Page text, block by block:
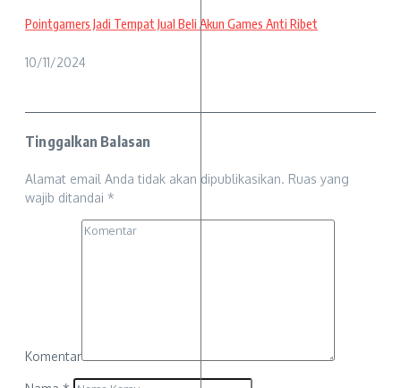
Pointgamers Jadi Tempat Jual Beli Akun Games Anti Ribet
10/11/2024
Tinggalkan Balasan
Alamat email Anda tidak akan dipublikasikan. Ruas yang
wajib ditandai *
Komentar